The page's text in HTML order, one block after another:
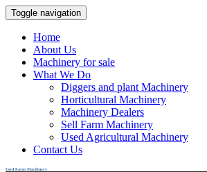
Toggle navigation
Home
About Us
Machinery for sale
What We Do
Diggers and plant Machinery
Horticultural Machinery
Machinery Dealers
Sell Farm Machinery
Used Agricultural Machinery
Contact Us
Used Farm Machinery